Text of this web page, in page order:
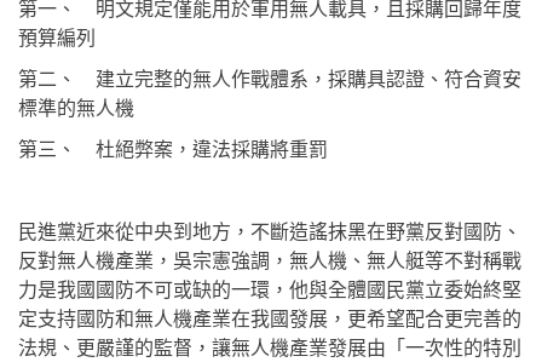
第一、 明文規定僅能用於軍用無人載具，且採購回歸年度
預算編列
第二、 建立完整的無人作戰體系，採購具認證、符合資安
標準的無人機
第三、 杜絕弊案，違法採購將重罰
民進黨近來從中央到地方，不斷造謠抹黑在野黨反對國防、
反對無人機產業，吳宗憲強調，無人機、無人艇等不對稱戰
力是我國國防不可或缺的一環，他與全體國民黨立委始終堅
定支持國防和無人機產業在我國發展，更希望配合更完善的
法規、更嚴謹的監督，讓無人機產業發展由「一次性的特別